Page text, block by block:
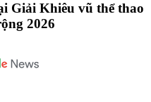
Giải Khiêu vũ thể thao
2026